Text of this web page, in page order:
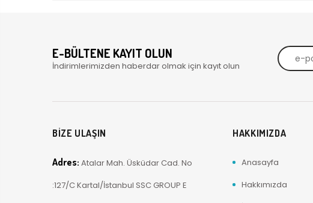
E-BÜLTENE KAYIT OLUN
İndirimlerimizden haberdar olmak için kayıt olun
BİZE ULAŞIN
Adres: Atalar Mah. Üsküdar Cad. No
:127/C Kartal/İstanbul SSC GROUP E
HAKKIMIZDA
Anasayfa
Hakkımızda